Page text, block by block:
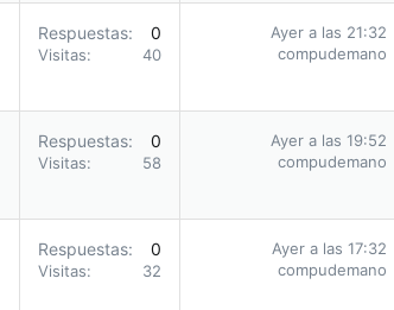
Respuestas 0
Visitas 40
Ayer a las 21:32
compudemano
Respuestas 0
Visitas 58
Ayer a las 19:52
compudemano
Respuestas 0
Visitas 32
Ayer a las 17:32
compudemano